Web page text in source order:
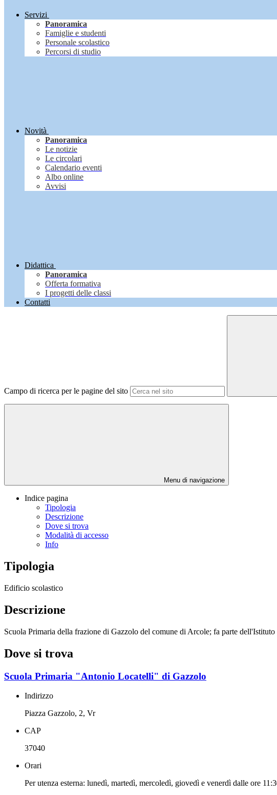
Servizi
Panoramica
Famiglie e studenti
Personale scolastico
Percorsi di studio
Novità
Panoramica
Le notizie
Le circolari
Calendario eventi
Albo online
Avvisi
Didattica
Panoramica
Offerta formativa
I progetti delle classi
Contatti
Campo di ricerca per le pagine del sito
Menu di navigazione
Indice pagina
Tipologia
Descrizione
Dove si trova
Modalità di accesso
Info
Tipologia
Edificio scolastico
Descrizione
Scuola Primaria della frazione di Gazzolo del comune di Arcole; fa parte
Dove si trova
Scuola Primaria "Antonio Locatelli" di Gazzolo
Indirizzo
Piazza Gazzolo, 2, Vr
CAP
37040
Orari
Per utenza esterna: lunedì, martedì, mercoledì, giovedì e venerdì dalle ore